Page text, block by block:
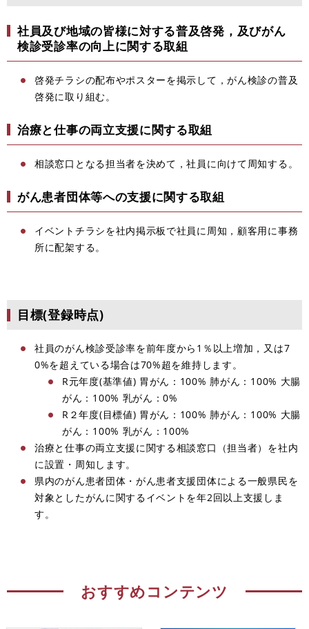
社員及び地域の皆様に対する普及啓発，及びがん
検診受診率の向上に関する取組
啓発チラシの配布やポスターを掲示して，がん検診の普及
啓発に取り組む。
治療と仕事の両立支援に関する取組
相談窓口となる担当者を決めて，社員に向けて周知する。
がん患者団体等への支援に関する取組
イベントチラシを社内掲示板で社員に周知，顧客用に事務
所に配架する。
目標(登録時点)
社員のがん検診受診率を前年度から1％以上増加，又は7
0%を超えている場合は70%超を維持します。
R元年度(基準値) 胃がん：100% 肺がん：100% 大腸
がん：100% 乳がん：0%
R２年度(目標値) 胃がん：100% 肺がん：100% 大腸
がん：100% 乳がん：100%
治療と仕事の両立支援に関する相談窓口（担当者）を社内
に設置・周知します。
県内のがん患者団体・がん患者支援団体による一般県民を
対象としたがんに関するイベントを年2回以上支援しま
す。
おすすめコンテンツ